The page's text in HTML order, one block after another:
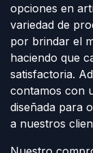
opciones en
variedad de
por brindar el
haciendo que
satisfactoria.
contamos con
diseñada para
a nuestros